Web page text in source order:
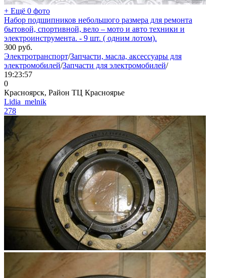
+ Ещё 0 фото
Набор подшипников небольшого размера для ремонта
бытовой, спортивной, вело – мото и авто техники и
электроинструмента. - 9 шт. ( одним лотом).
300 руб.
Электротранспорт/Запчасти, масла, аксессуары для
электромобилей/Запчасти для электромобилей/
19:23:57
0
Красноярск, Район ТЦ Красноярье
Lidia_melnik
278